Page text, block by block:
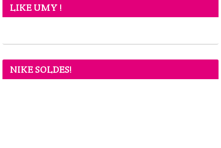
LIKE UMY !
NIKE SOLDES!